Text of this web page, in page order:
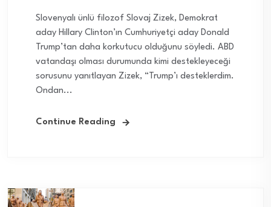
Slovenyalı ünlü filozof Slovaj Zizek, Demokrat
aday Hillary Clinton’ın Cumhuriyetçi aday Donald
Trump’tan daha korkutucu olduğunu söyledi. ABD
vatandaşı olması durumunda kimi destekleyeceği
sorusunu yanıtlayan Zizek, “Trump’ı desteklerdim.
Ondan...
Continue Reading